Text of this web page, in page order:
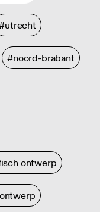
#noord-brabant
ontwerp